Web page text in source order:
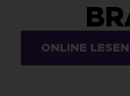
ONLINE LESEN